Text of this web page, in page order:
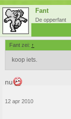
Fant
De opperfant
Fant zei: ↑
koop iets.
nu
12 apr 2010